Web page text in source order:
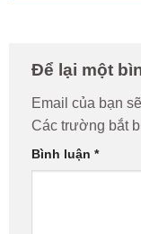
Để lại một
Email của bạn
Các trường bắt
Bình luận *